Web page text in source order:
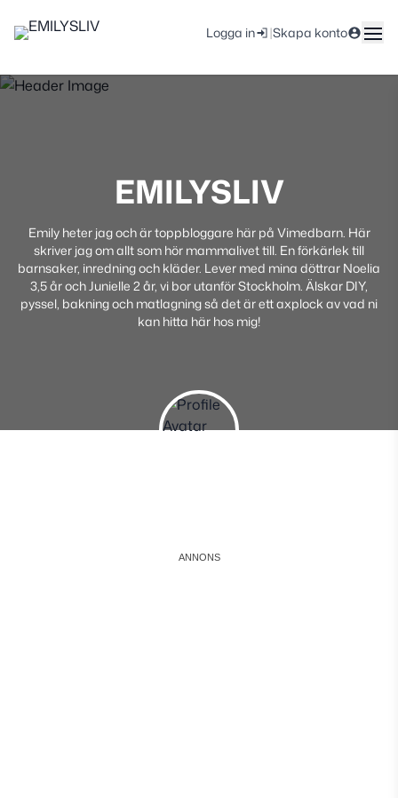
Logga in |Skapa konto
EMILYSLIV
Emily heter jag och är toppbloggare här på Vimedbarn. Här
skriver jag om allt som hör mammalivet till. En förkärlek till
barnsaker, inredning och kläder. Lever med mina döttrar Noelia
3,5 år och Junielle 2 år, vi bor utanför Stockholm. Älskar DIY,
pyssel, bakning och matlagning så det är ett axplock av vad ni
kan hitta här hos mig!